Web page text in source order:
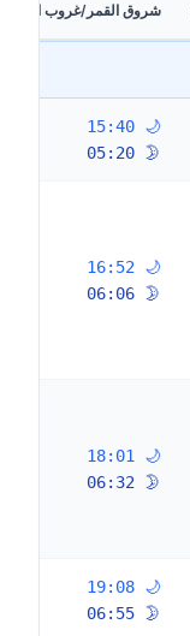
شروق القمر/غروب القمر
🌙 15:40
🌛 05:20
🌙 16:52
🌛 06:06
🌙 18:01
🌛 06:32
🌙 19:08
🌛 06:55